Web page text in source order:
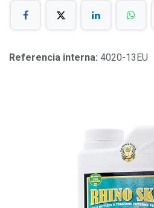
Referencia interna: 4020-13EU